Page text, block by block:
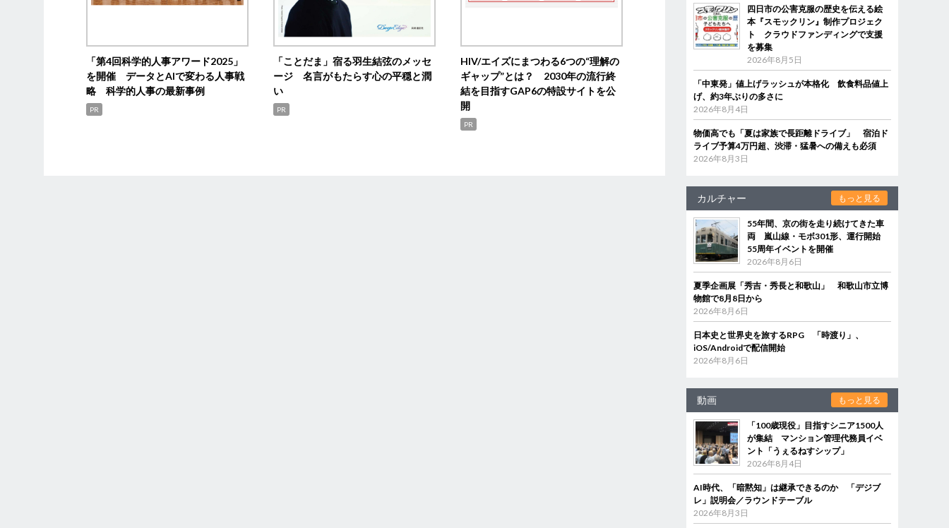
「第4回科学的人事アワード2025」
を開催 データとAIで変わる人事戦
略 科学的人事の最新事例
PR
「ことだま」宿る羽生結弦のメッセ
ージ 名言がもたらす心の平穏と潤
い
PR
HIV/エイズにまつわる6つの“理解の
ギャップ”とは？ 2030年の流行終
結を目指すGAP6の特設サイトを公
開
PR
四日市の公害克服の歴史を伝える絵
本『スモックリン』制作プロジェク
ト クラウドファンディングで支援
を募集
2026年8月5日
「中東発」値上げラッシュが本格化 飲食料品値上
げ、約3年ぶりの多さに
2026年8月4日
物価高でも「夏は家族で長距離ドライブ」 宿泊ド
ライブ予算4万円超、渋滞・猛暑への備えも必須
2026年8月3日
カルチャー もっと見る
55年間、京の街を走り続けてきた車
両 嵐山線・モボ301形、運行開始
55周年イベントを開催
2026年8月6日
夏季企画展「秀吉・秀長と和歌山」 和歌山市立博
物館で8月8日から
2026年8月6日
日本史と世界史を旅するRPG 「時渡り」、
iOS/Androidで配信開始
2026年8月6日
動画 もっと見る
「100歳現役」目指すシニア1500人
が集結 マンション管理代務員イベ
ント「うぇるねすシップ」
2026年8月4日
AI時代、「暗黙知」は継承できるのか 「デジブ
レ」説明会／ラウンドテーブル
2026年8月3日